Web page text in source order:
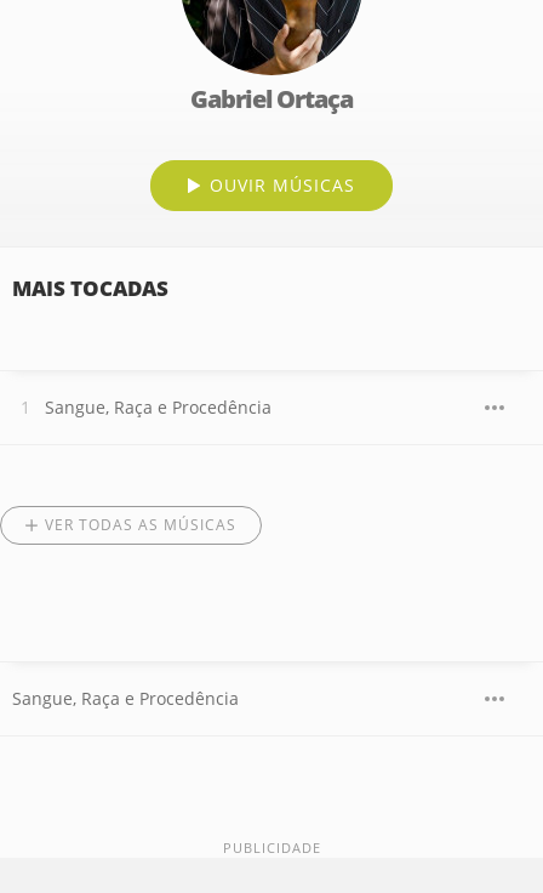
Gabriel Ortaça
OUVIR MÚSICAS
MAIS TOCADAS
Sangue, Raça e Procedência
VER TODAS AS MÚSICAS
Sangue, Raça e Procedência